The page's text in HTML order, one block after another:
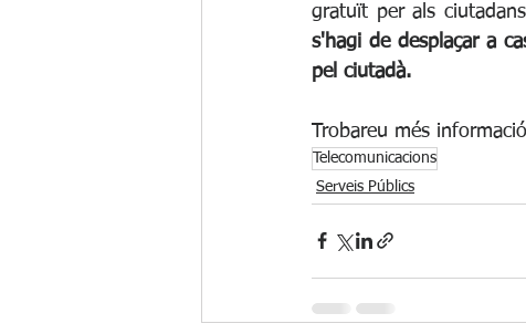
gratuït per als
s'hagi de desplaçar a
pel ciutadà.
Trobareu més
Telecomunicacions
Serveis Públics